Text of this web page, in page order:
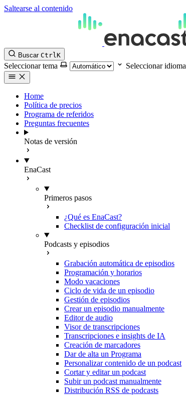
Saltearse al contenido
Buscar CtrlK
Seleccionar tema Seleccionar idioma
Home
Política de precios
Programa de referidos
Preguntas frecuentes
Notas de versión
EnaCast
Primeros pasos
¿Qué es EnaCast?
Checklist de configuración inicial
Podcasts y episodios
Grabación automática de episodios
Programación y horarios
Modo vacaciones
Ciclo de vida de un episodio
Gestión de episodios
Crear un episodio manualmente
Editor de audio
Visor de transcripciones
Transcripciones e insights de IA
Creación de marcadores
Dar de alta un Programa
Personalizar contenido de un podcast
Cortar y editar un podcast
Subir un podcast manualmente
Distribución RSS de podcasts